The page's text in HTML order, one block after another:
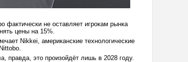
фактически не оставляет игрокам рынка
цены на 15%.
Nikkei, американские технологические
правда, это произойдёт лишь в 2028 году.